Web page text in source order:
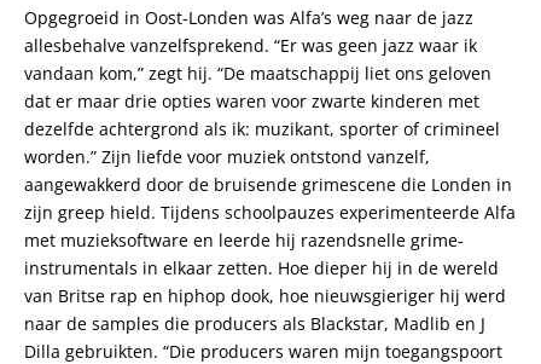
Opgegroeid in Oost-Londen was Alfa’s weg naar de jazz
allesbehalve vanzelfsprekend. “Er was geen jazz waar ik
vandaan kom,” zegt hij. “De maatschappij liet ons geloven
dat er maar drie opties waren voor zwarte kinderen met
dezelfde achtergrond als ik: muzikant, sporter of crimineel
worden.” Zijn liefde voor muziek ontstond vanzelf,
aangewakkerd door de bruisende grimescene die Londen in
zijn greep hield. Tijdens schoolpauzes experimenteerde Alfa
met muzieksoftware en leerde hij razendsnelle grime-
instrumentals in elkaar zetten. Hoe dieper hij in de wereld
van Britse rap en hiphop dook, hoe nieuwsgieriger hij werd
naar de samples die producers als Blackstar, Madlib en J
Dilla gebruikten. “Die producers waren mijn toegangspoort